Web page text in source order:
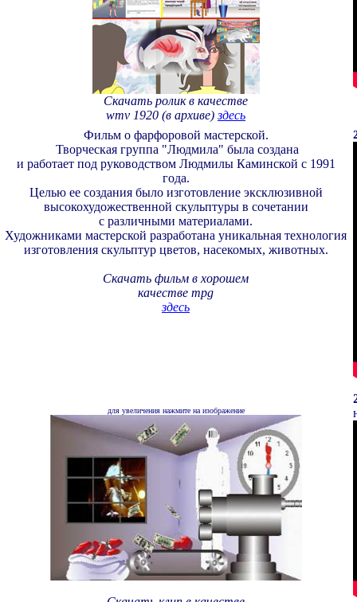
Скачать роликв качестве
wmv 1920 (в архиве)здесь
Фильм о фарфоровой мастерской.
Творческая группа "Людмила" была создана
и работает под руководством Людмилы Каминской с 1991
года.
Целью ее создания было изготовление эксклюзивной
высокохудожественной скульптуры в сочетании
с различными материалами.
Художниками мастерской разработана уникальная технология
изготовления скульптур цветов, насекомых, животных.
Скачать фильм в хорошем
качестве mpg
здесь
для увеличения нажмите на изображение